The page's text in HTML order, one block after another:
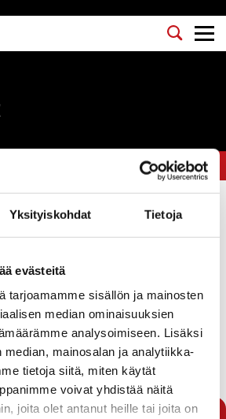
Yksityiskohdat Tietoja
evästeitä
tarjoamamme sisällön ja mainosten
median ominaisuuksien
analysoimiseen. Lisäksi
median, mainosalan ja analytiikka-
tietoja siitä, miten käytät
voivat yhdistää näitä
joita olet antanut heille tai joita on
Suodata
voimaantulo
§ 126 määrännyt maankäyttö- ja
että Rautalammin kirkonkylän
ennen kuin se on saanut
siltä osalta, johon
ei kohdistu. […]